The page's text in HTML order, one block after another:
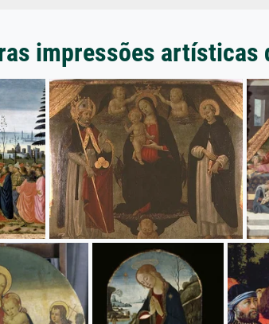
impressões artísticas